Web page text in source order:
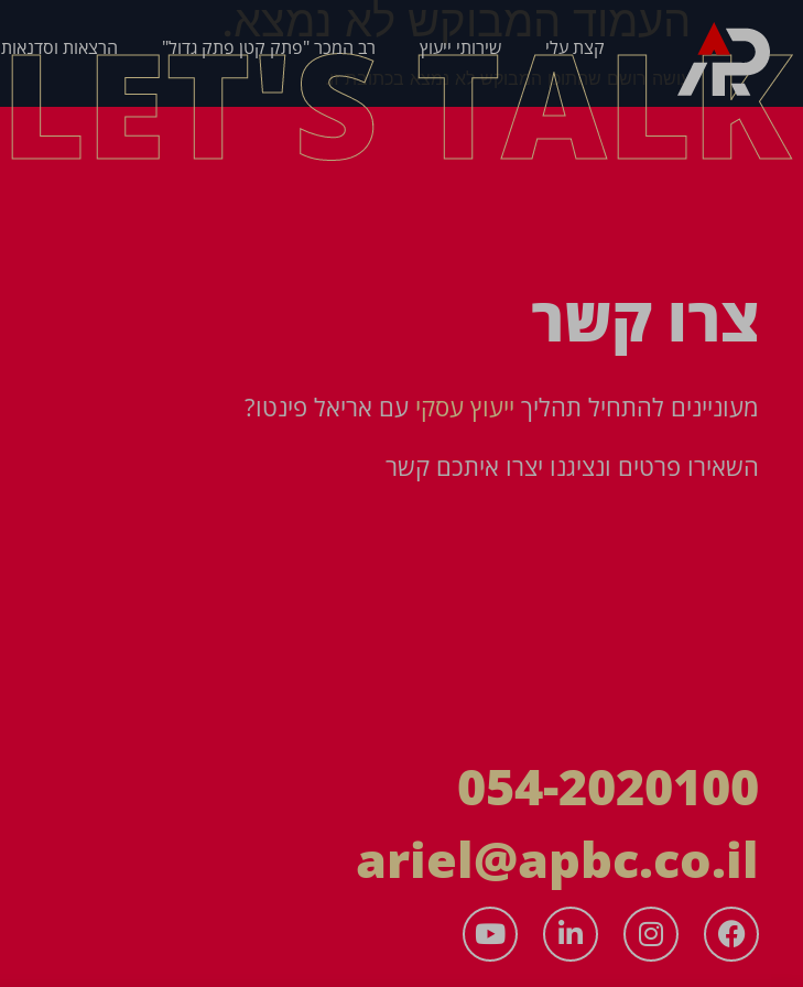
קצת עלי שירותי ייעוץ רב המכר "פתק קטן פתק גדול" הרצאות וסדנאות
העמוד המבוקש לא נמצא.
עושה רושם שהתוכן המבוקש לא נמצא בכתובת זו.
LET'S TALK
צרו קשר
מעוניינים להתחיל תהליך ייעוץ עסקי עם אריאל פינטו?
השאירו פרטים ונציגנו יצרו איתכם קשר
054-2020100
ariel@apbc.co.il